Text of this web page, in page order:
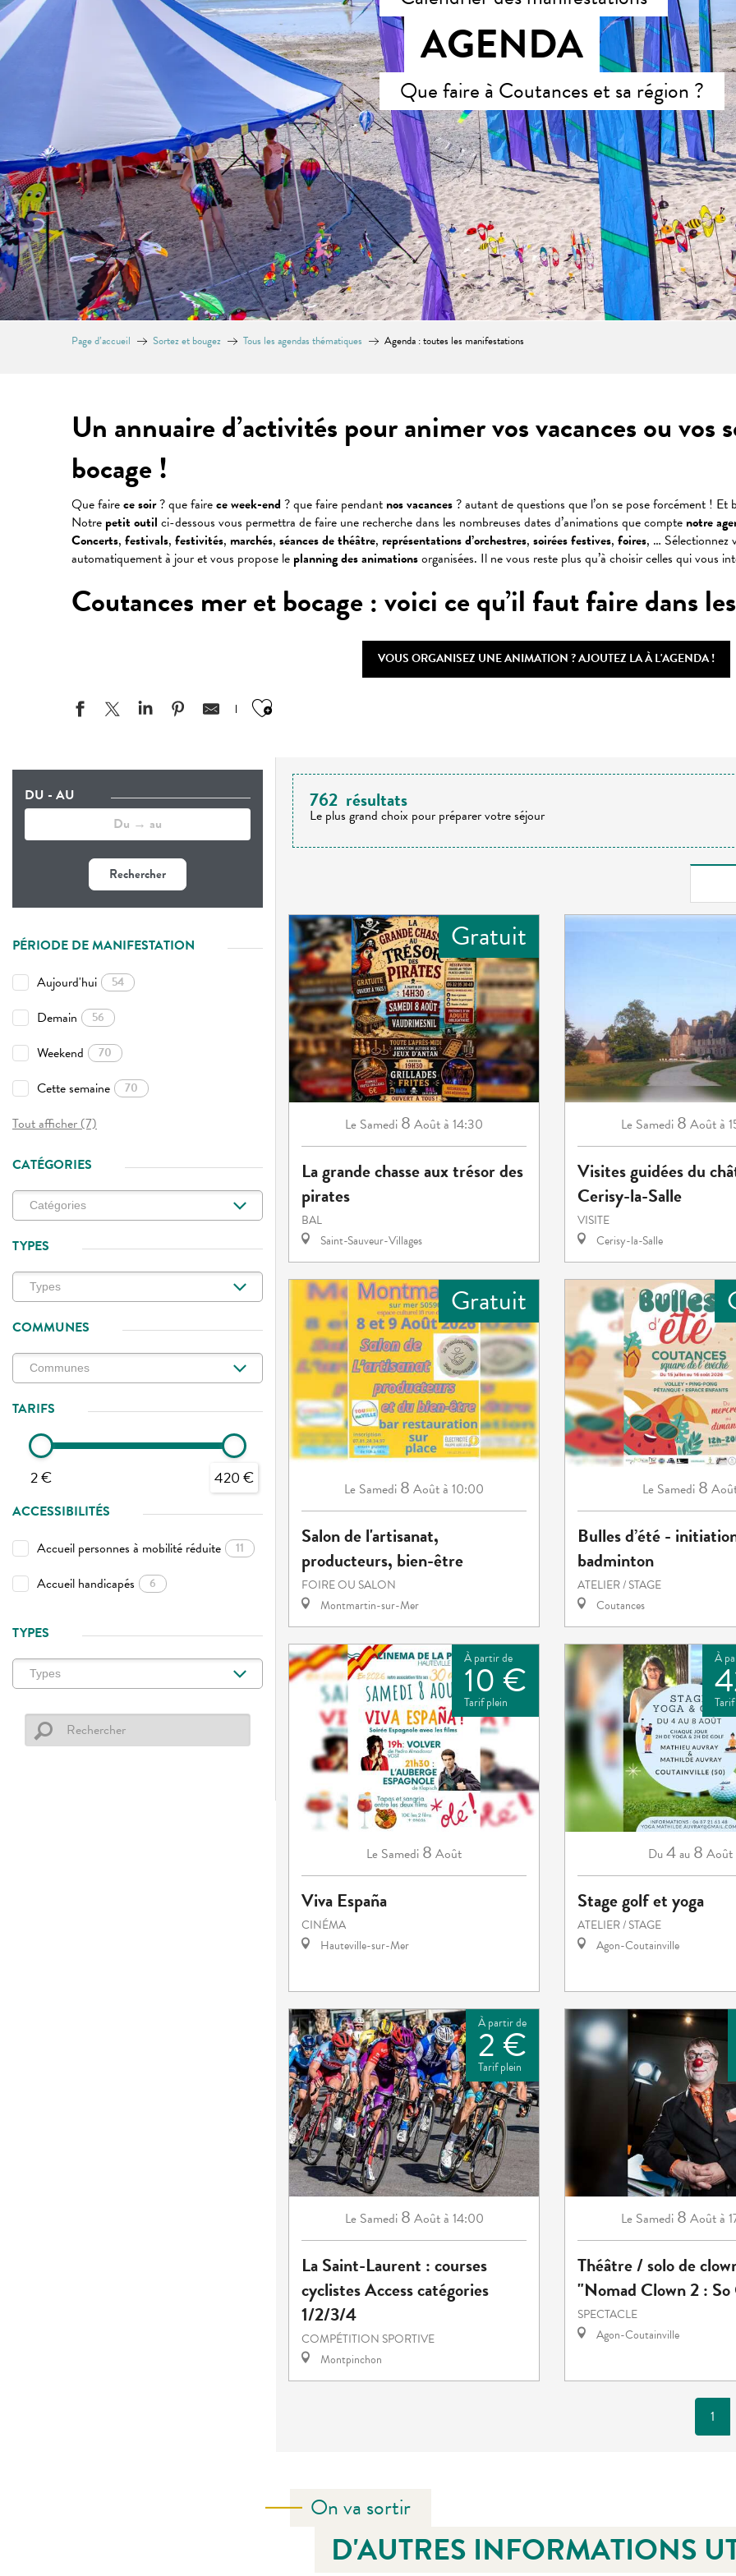
AGENDA
Que faire à Coutances et sa région ?
Page d’accueil Sortez et bougez Tous les agendas thématiques Agenda : toutes les manifestations
Un annuaire d’activités pour animer vos vacances ou vos
bocage !
Que fairece soir? que fairece week-end ? que faire pendant nos vacances? autant de questions que l’on se pose forcément !
Notre petit outil ci-dessous vous permettra de faire une recherche dans les nombreuses dates d’animations que compte notre
Concerts, festivals, festivités, marchés, séancesdethéâtre, représentationsd’orchestres, soiréesfestives, foires, … Sélectionnez
automatiquement à jour et vous propose le planning des animationsorganisées. Il ne vous reste plus qu’à choisir celles qui vous
Coutances mer et bocage : voici ce qu’il faut faire dans
VOUS ORGANISEZ UNE ANIMATION ? AJOUTEZ LA À L'AGENDA !
Ajouter aux favoris
DU - AU
Rechercher
PÉRIODE DE MANIFESTATION
Aujourd'hui
54
Demain 56
Weekend 70
Cette semaine 70
Tout afficher (7)
CATÉGORIES
TYPES
COMMUNES
TARIFS
2 € 420 €
ACCESSIBILITÉS
Accueil personnes à mobilité réduite
11
Accueil handicapés 6
TYPES
762 résultats
Le plus grand choix pour préparer votre séjour
Gratuit
Le Samedi 8 Aoûtà 14:30
La grande chasse aux trésor des
pirates
BAL
Saint-Sauveur-Villages
Le Samedi 8 Aoûtà
Visites guidées du
Cerisy-la-Salle
VISITE
Cerisy-la-Salle
Gratuit
Le Samedi 8 Aoûtà 10:00
Salon de l'artisanat,
producteurs, bien-être
FOIRE OU SALON
Montmartin-sur-Mer
Le Samedi 8
Bulles d’été -
badminton
ATELIER / STAGE
Coutances
À partir de
10 €
Tarif plein
Le Samedi 8 Août
Viva España
CINÉMA
Hauteville-sur-Mer
À
Du 4 au 8 Août
Stage golf et yoga
ATELIER / STAGE
Agon-Coutainville
À partir de
2 €
Tarif plein
Le Samedi 8 Aoûtà 14:00
La Saint-Laurent : courses
cyclistes Access catégories
1/2/3/4
COMPÉTITION SPORTIVE
Montpinchon
Le Samedi 8 Aoûtà
Théâtre / solo de
"Nomad Clown 2 :
SPECTACLE
Agon-Coutainville
1
On va sortir
D'AUTRES INFORMATIONS